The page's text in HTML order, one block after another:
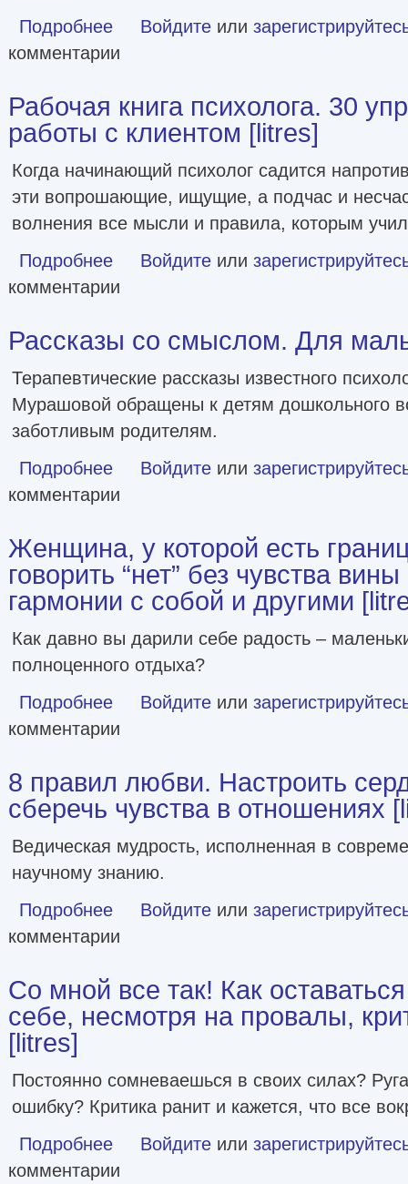
Подробнее о Неслучайные случайности. Книга-путешествие к
Войдите или
комментарии
Рабочая книга психолога. 30
работы с клиентом [litres]
Когда начинающий психолог садится
эти вопрошающие, ищущие, а подчас и
волнения все мысли и правила, которым
Подробнее о Рабочая книга психолога. 30 упражнений для работы
Войдите или
комментарии
Рассказы со смыслом. Для
Терапевтические рассказы известного
Мурашовой обращены к детям дошкольного
заботливым родителям.
Подробнее о Рассказы со смыслом. Для мальчиков [litres]
Войдите или
комментарии
Женщина, у которой есть
говорить “нет” без чувства
гармонии с собой и другими
Как давно вы дарили себе радость –
полноценного отдыха?
Подробнее о Женщина, у которой есть границы. Как научиться
Войдите или
комментарии
8 правил любви. Настроить
сберечь чувства в отношениях
Ведическая мудрость, исполненная в
научному знанию.
Подробнее о 8 правил любви. Настроить сердце на любовь и
Войдите или
комментарии
Со мной все так! Как
себе, несмотря на провалы,
[litres]
Постоянно сомневаешься в своих силах?
ошибку? Критика ранит и кажется, что все
Подробнее о Со мной все так! Как оставаться уверенным в себе,
Войдите или
комментарии